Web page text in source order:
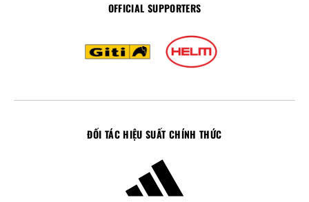
OFFICIAL SUPPORTERS
ĐỐI TÁC HIỆU SUẤT CHÍNH THỨC